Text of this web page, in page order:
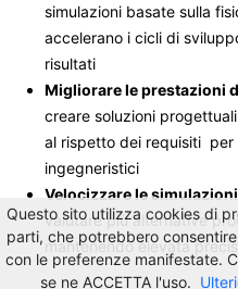
simulazioni basate sulla
accelerano i cicli di
risultati
Migliorare le prestazioni
creare soluzioni
al rispetto dei requisiti
ingegneristici
Velocizzare le simulazioni
valutare più alternative
mantenendo elevata
Questo sito utilizza cookies di
parti, che potrebbero
con le preferenze manifestate.
se ne ACCETTA l'uso.